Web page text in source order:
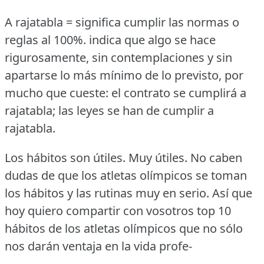
A rajatabla = significa cumplir las normas o
reglas al 100%. indica que algo se hace
rigurosamente, sin contemplaciones y sin
apartarse lo más mínimo de lo previsto, por
mucho que cueste: el contrato se cumplirá a
rajatabla; las leyes se han de cumplir a
rajatabla.
Los hábitos son útiles. Muy útiles. No caben
dudas de que los atletas olímpicos se toman
los hábitos y las rutinas muy en serio. Así que
hoy quiero compartir con vosotros top 10
hábitos de los atletas olímpicos que no sólo
nos darán ventaja en la vida profe-